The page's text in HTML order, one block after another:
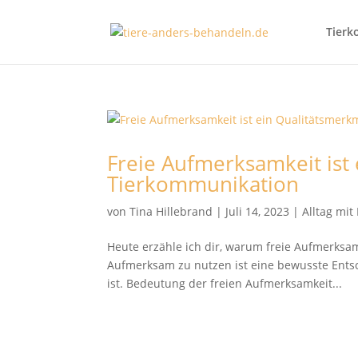
Freie Aufmerksamkeit
Tierkommunikation
vonTina Hillebrand | Juli 14, 2023 |Alltag mit
Heute erzähle ich dir, warum freie
Aufmerksam zu nutzen ist eine bewusste
ist. Bedeutung der freien Aufmerksamkeit...